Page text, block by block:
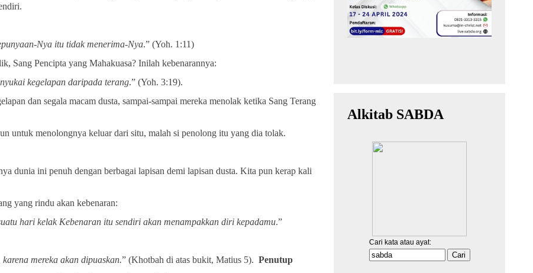
Nya itu tidak menerima-Nya.” (Yoh. 1:11)
Sang Pencipta yang Mahakuasa? Inilah kebenarannya:
kegelapan daripada terang.” (Yoh. 3:19).
dan segala macam dusta, sampai-sampai mereka menolak ketika Sang Terang
untuk menolongnya keluar dari situ, malah si penolong itu yang dia tolak.
dunia ini penuh dengan berbagai lapisan demi lapisan dusta. Kita pun kerap kali
yang rindu akan kebenaran:
hari kelak Kebenaran itu sendiri akan menampakkan diri kepadamu.”
mereka akan dipuaskan.” (Khotbah di atas bukit, Matius 5). Penutup